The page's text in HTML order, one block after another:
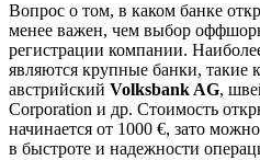
Вопрос о том, в каком банке
менее важен, чем выбор
регистрации компании.
являются крупные банки, такие
австрийский Volksbank AG,
Corporation и др. Стоимость
начинается от 1000 €, зато
в быстроте и надежности